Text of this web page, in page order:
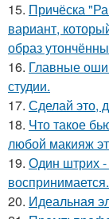
15. Причёска
вариант,
образ
16. Главные
студии.
17. Сделай это,
18. Что такое
любой макияж
19. Один штрих -
воспринимается.
20. Идеальная